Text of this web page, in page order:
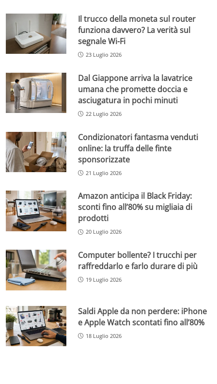
Il trucco della moneta sul router
funziona davvero? La verità sul
segnale Wi-Fi
23 Luglio 2026
Dal Giappone arriva la lavatrice
umana che promette doccia e
asciugatura in pochi minuti
22 Luglio 2026
Condizionatori fantasma venduti
online: la truffa delle finte
sponsorizzate
21 Luglio 2026
Amazon anticipa il Black Friday:
sconti fino all’80% su migliaia di
prodotti
20 Luglio 2026
Computer bollente? I trucchi per
raffreddarlo e farlo durare di più
19 Luglio 2026
Saldi Apple da non perdere: iPhone
e Apple Watch scontati fino all’80%
18 Luglio 2026